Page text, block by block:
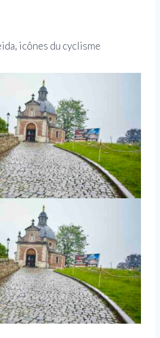
icônes du cyclisme